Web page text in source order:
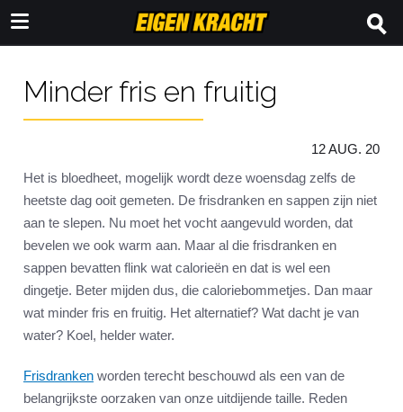
Minder fris en fruitig
12 AUG. 20
Het is bloedheet, mogelijk wordt deze woensdag zelfs de
heetste dag ooit gemeten. De frisdranken en sappen zijn niet
aan te slepen. Nu moet het vocht aangevuld worden, dat
bevelen we ook warm aan. Maar al die frisdranken en
sappen bevatten flink wat calorieën en dat is wel een
dingetje. Beter mijden dus, die caloriebommetjes. Dan maar
wat minder fris en fruitig. Het alternatief? Wat dacht je van
water? Koel, helder water.
Frisdranken worden terecht beschouwd als een van de
belangrijkste oorzaken van onze uitdijende taille. Reden